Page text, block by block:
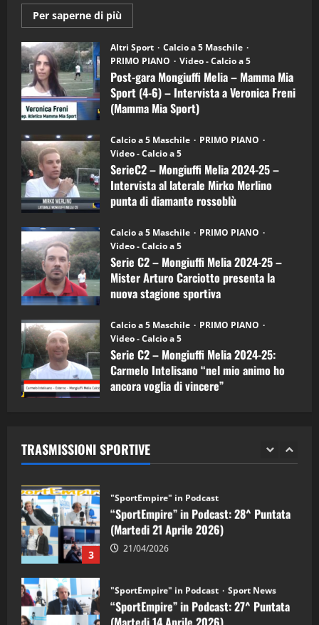
Per saperne di più
informazioni
Post-
gara
Mongiuffi
Melia
–
Mamma
Mia
Sport
6)
–
Intervista
a
mister
Arturo
Carciotto
(Mongiuffi
Altri Sport
Calcio a 5 Maschile
PRIMO PIANO
Video - Calcio a 5
Post-gara Mongiuffi Melia – Mamma Mia
Sport (4-6) – Intervista a Veronica Freni
(Mamma Mia Sport)
Calcio a 5 Maschile
PRIMO PIANO
Video - Calcio a 5
SerieC2 – Mongiuffi Melia 2024-25 –
Intervista al laterale Mirko Merlino
punta di diamante rossoblù
Calcio a 5 Maschile
PRIMO PIANO
Video - Calcio a 5
Serie C2 – Mongiuffi Melia 2024-25 –
Mister Arturo Carciotto presenta la
nuova stagione sportiva
Calcio a 5 Maschile
PRIMO PIANO
Video - Calcio a 5
Serie C2 – Mongiuffi Melia 2024-25:
Carmelo Intelisano “nel mio animo ho
ancora voglia di vincere”
TRASMISSIONI SPORTIVE
3
"SportEmpire" in Podcast
“SportEmpire” in Podcast: 28^ Puntata
(Martedi 21 Aprile 2026)
21/04/2026
4
“SportEmpire” in Podcast: 27^ Puntata
(Martedi 14 Aprile 2026)
15/04/2026
5
“SportEmpire” in Podcast: 26^ Puntata
(Martedi 07 Aprile 2026)
08/04/2026
1
“SportEmpire” in Podcast: 30^ Puntata
(Martedi 05 Maggio 2026)
08/05/2026
2 28/04/2026
3
“SportEmpire” in Podcast: 28^ Puntata
(Martedi 21 Aprile 2026)
“SportEmpire” in Podcast: 27^ Puntata
(Martedi 14 Aprile 2026)